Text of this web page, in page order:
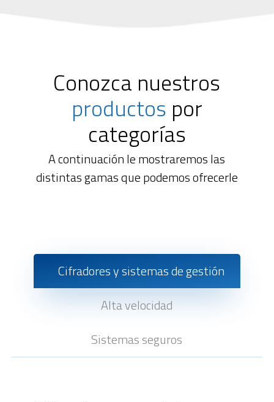
Conozca nuestros
productos por
categorías
A continuación le mostraremos las
distintas gamas que podemos ofrecerle
Cifradores y sistemas de gestión
Alta velocidad
Sistemas seguros